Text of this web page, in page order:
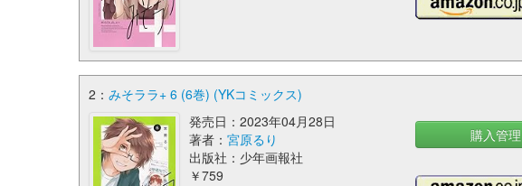
2： みそララ+ 6 (6巻) (YKコミックス)
発売日：2023年04月28日
著者：宮原るり
出版社：少年画報社
￥759
購入管理